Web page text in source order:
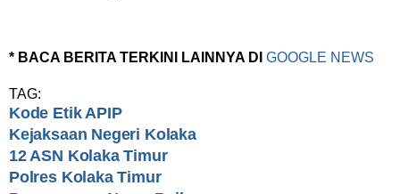
* BACA BERITA TERKINI LAINNYA DI GOOGLE NEWS
TAG:
Kode Etik APIP
Kejaksaan Negeri Kolaka
12 ASN Kolaka Timur
Polres Kolaka Timur